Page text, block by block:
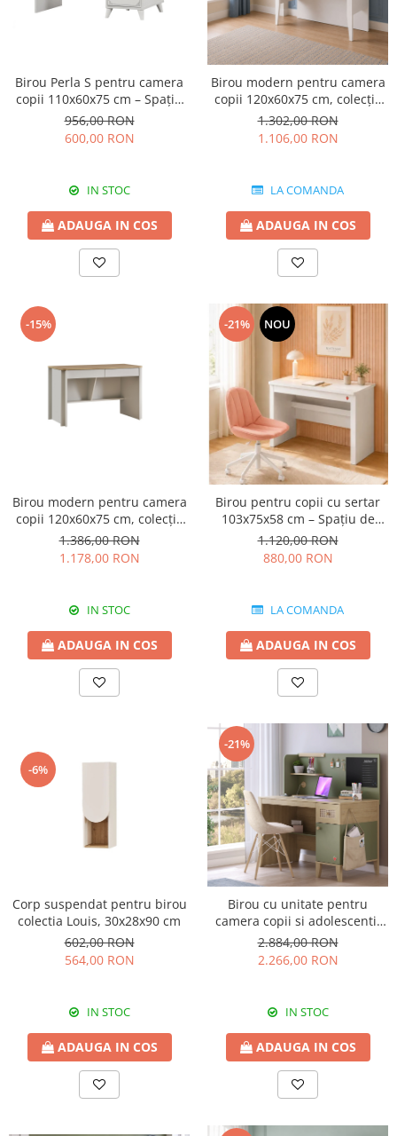
Birou Perla S pentru camera
copii 110x60x75 cm – Spațiu
de lucru modern
956,00 RON
600,00 RON
IN STOC
ADAUGA IN COS
Birou modern pentru camera
copii 120x60x75 cm, colecția
Lucia
1.302,00 RON
1.106,00 RON
LA COMANDA
ADAUGA IN COS
-15%
Birou modern pentru camera
copii 120x60x75 cm, colecția
Sirius
1.386,00 RON
1.178,00 RON
IN STOC
ADAUGA IN COS
-21% NOU
Birou pentru copii cu sertar
103x75x58 cm – Spațiu de
lucru modern, colecția Varia
white
1.120,00 RON
880,00 RON
LA COMANDA
ADAUGA IN COS
-6%
Corp suspendat pentru birou
colectia Louis, 30x28x90 cm
602,00 RON
564,00 RON
IN STOC
ADAUGA IN COS
-21%
Birou cu unitate pentru
camera copii si adolescenti,
Colectia Loof
2.884,00 RON
2.266,00 RON
IN STOC
ADAUGA IN COS